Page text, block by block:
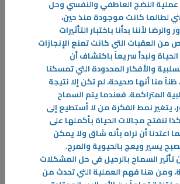
المشكلة . المشكلة هي علاقتنا بها . على الرغم
من الأسباب لكي نحب هواتفنا الذكية
النضج العاطفي والنفسي وحل
لطالما كانت موجودة منذ حين،
والرضا لأننا بدأنا باختبار التأثيرات
من العقبات التي كانت تمنع الإنجازات
ونبدأ سريعاً باكتشاف أن
والأفكار المحدودة التي تمسكنا
ظناً منا أنها صحيحة، لم تكن إلا نتيجة
المتراكمة. فعندما يتم السماح
يتغير نمط الفكرة من لا أستطيع إلى
تنفتح مجالات الحياة بأكملها على
اعتدنا أن نراه بأنه شاق ولا يمكن
يسير ويعج بالحيوية والمرح.
تأثير السماح بالرحيل في حل المشكلات
ومن هنا فهم العملية التي تحدث من